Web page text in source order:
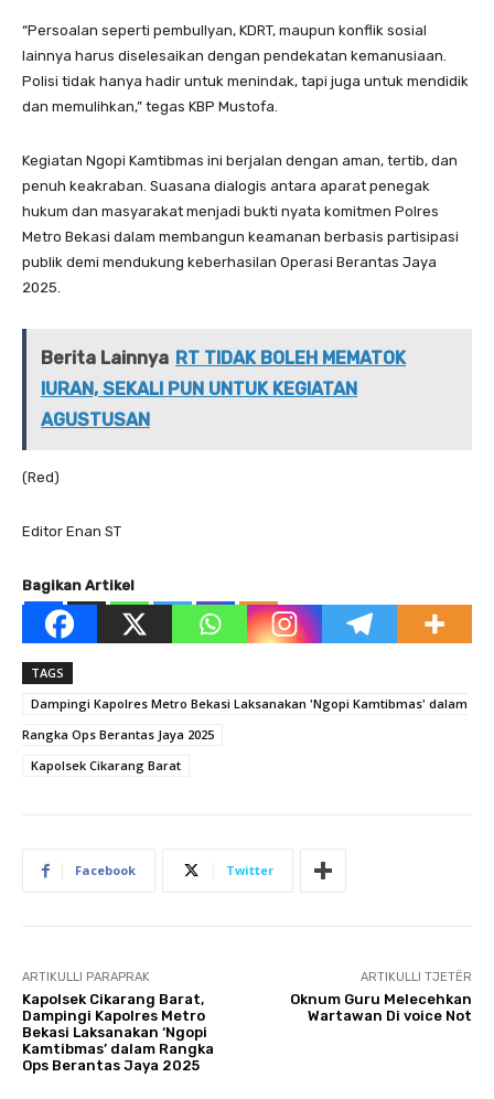
“Persoalan seperti pembullyan, KDRT, maupun konflik sosial
lainnya harus diselesaikan dengan pendekatan kemanusiaan.
Polisi tidak hanya hadir untuk menindak, tapi juga untuk mendidik
dan memulihkan,” tegas KBP Mustofa.
Kegiatan Ngopi Kamtibmas ini berjalan dengan aman, tertib, dan
penuh keakraban. Suasana dialogis antara aparat penegak
hukum dan masyarakat menjadi bukti nyata komitmen Polres
Metro Bekasi dalam membangun keamanan berbasis partisipasi
publik demi mendukung keberhasilan Operasi Berantas Jaya
2025.
Berita Lainnya RT TIDAK BOLEH MEMATOK
IURAN, SEKALI PUN UNTUK KEGIATAN
AGUSTUSAN
(Red)
Editor Enan ST
Bagikan Artikel
TAGS
Dampingi Kapolres Metro Bekasi Laksanakan 'Ngopi Kamtibmas' dalam
Rangka Ops Berantas Jaya 2025
Kapolsek Cikarang Barat
Facebook Twitter
ARTIKULLI PARAPRAK
Kapolsek Cikarang Barat,
Dampingi Kapolres Metro
Bekasi Laksanakan ‘Ngopi
Kamtibmas’ dalam Rangka
Ops Berantas Jaya 2025
ARTIKULLI TJETËR
Oknum Guru Melecehkan
Wartawan Di voice Not